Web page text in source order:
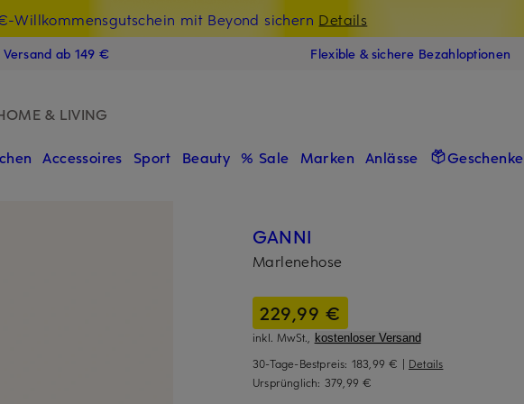
Chance: -15% extra auf Sale LAST15
Willkommensgutschein mit Beyond sichern Details
ab 149 € Flexible & sichere Bezahloptionen
& LIVING
Accessoires Sport Beauty % Sale Marken Anlässe Geschenke
GANNI
Marlenehose
229,99 €
inkl. MwSt., kostenloser Versand
30-Tage-Bestpreis: 183,99 € | Details
Ursprünglich: 379,99 €